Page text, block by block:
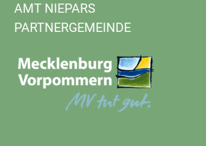
AMT NIEPARS
PARTNERGEMEINDE